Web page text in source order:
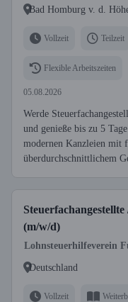
Bad Homburg v. d.
Vollzeit Teilzeit
Flexible Arbeitszeiten
05.08.2026
Werde
und genieße bis zu 5
modernen Kanzleien mit
überdurchschnittlichem
(m/w/d)
Lohnsteuerhilfeverein
Deutschland
Vollzeit